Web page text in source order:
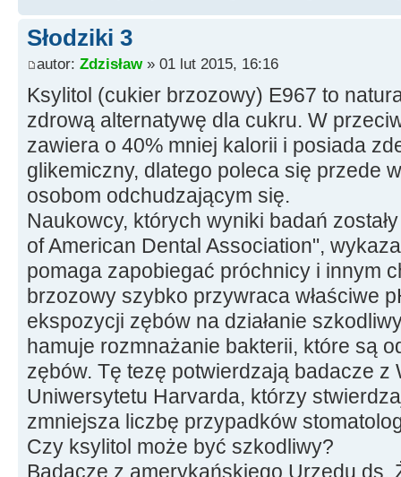
Słodziki 3
autor: Zdzisław» 01 lut 2015, 16:16
Ksylitol (cukier brzozowy) E967 to
zdrową alternatywę dla cukru. W
zawiera o 40% mniej kalorii i posiada
glikemiczny, dlatego poleca się przede
osobom odchudzającym się.
Naukowcy, których wyniki badań
of American Dental Association",
pomaga zapobiegać próchnicy i innym
brzozowy szybko przywraca właściwe
ekspozycji zębów na działanie
hamuje rozmnażanie bakterii, które są
zębów. Tę tezę potwierdzają badacze z
Uniwersytetu Harvarda, którzy
zmniejsza liczbę przypadków
Czy ksylitol może być szkodliwy?
Badacze z amerykańskiego Urzędu ds.